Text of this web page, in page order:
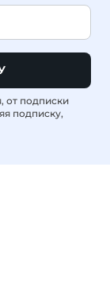
от подписки
подписку,